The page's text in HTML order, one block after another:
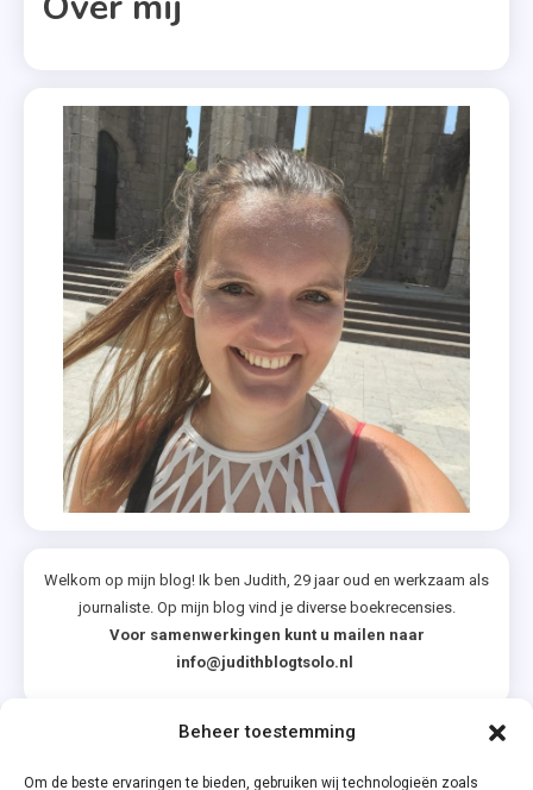
Beheer toestemming
Om de beste ervaringen te bieden, gebruiken wij technologieën zoals
Welkom op mijn blog! Ik ben Judith, 29 jaar oud en werkzaam als
journaliste. Op mijn blog vind je diverse boekrecensies.
Voor samenwerkingen kunt u mailen naar
info@judithblogtsolo.nl